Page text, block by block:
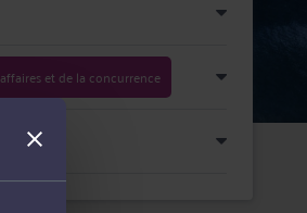
et de la concurrence